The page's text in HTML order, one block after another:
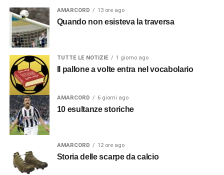
AMARCORD 13 ore ago
Quando non esisteva la traversa
TUTTE LE NOTIZIE 1 giorno ago
Il pallone a volte entra nel vocabolario
AMARCORD 6 giorni ago
10 esultanze storiche
AMARCORD 12 ore ago
Storia delle scarpe da calcio